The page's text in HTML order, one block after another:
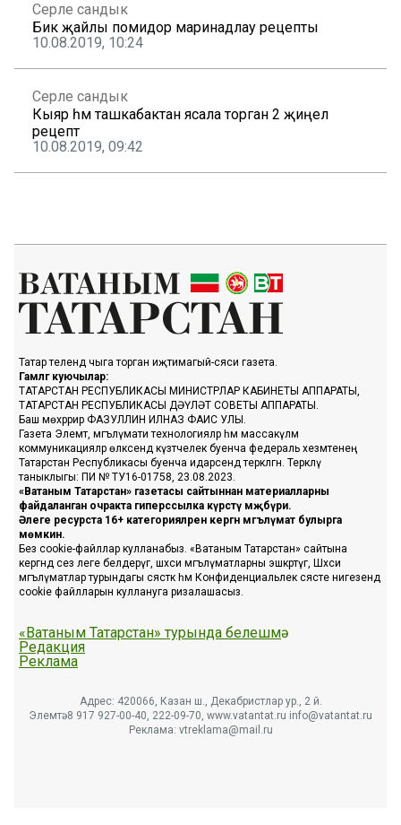
Серле сандык
Бик җайлы помидор маринадлау рецепты
10.08.2019, 10:24
Серле сандык
Кыяр һәм ташкабактан ясала торган 2 җиңел
рецепт
10.08.2019, 09:42
Татар телендә чыга торган иҗтимагый-сәяси газета.
Гамәлгә куючылар:
ТАТАРСТАН РЕСПУБЛИКАСЫ МИНИСТРЛАР КАБИНЕТЫ АППАРАТЫ,
ТАТАРСТАН РЕСПУБЛИКАСЫ ДӘҮЛӘТ СОВЕТЫ АППАРАТЫ.
Баш мөхәррир ФАЗУЛЛИН ИЛНАЗ ФАИС УЛЫ.
Газета Элемтә, мәгълүмати технологияләр һәм массакүләм
коммуникацияләр өлкәсендә күзәтчелек буенча федераль хезмәтенең
Татарстан Республикасы буенча идарәсендә теркәлгән. Теркәлү
таныклыгы: ПИ № ТУ16-01758, 23.08.2023.
«Ватаным Татарстан» газетасы сайтыннан материалларны
файдаланган очракта гиперссылка күрсәтү мәҗбүри.
Әлеге ресурста 16+ категорияләренә кергән мәгълүмат булырга
мөмкин.
Без cookie-файллар кулланабыз. «Ватаным Татарстан» сайтына
кергәндә сез әлеге белдерүгә, шәхси мәгълүматларны эшкәртүгә, Шәхси
мәгълүматлар турындагы сәясәткә һәм Конфиденциальлек сәясәте нигезендә
cookie файлларын куллануга ризалашасыз.
«Ватаным Татарстан» турында белешмә
Редакция
Реклама
Адрес: 420066, Казан ш., Декабристлар ур., 2 й.
Элемтә: 8 917 927-00-40, 222-09-70, www.vatantat.ru info@vatantat.ru
Реклама: vtreklama@mail.ru